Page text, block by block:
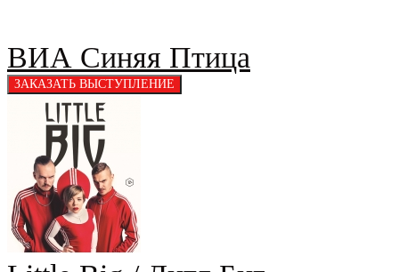
ВИА Синяя Птица